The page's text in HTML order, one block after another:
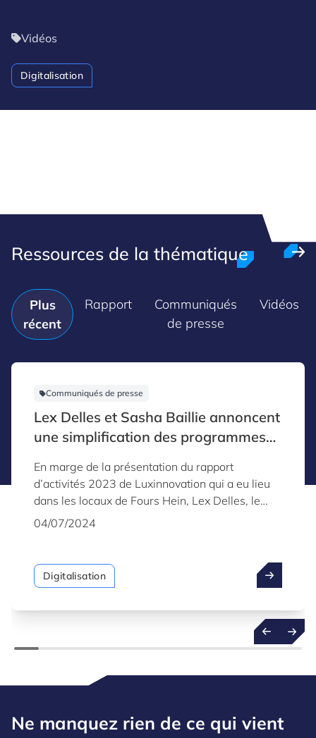
Vidéos
Digitalisation
Ressources de la thématique
Plus
récent
Rapport
Communiqués
de presse
Vidéos
Communiqués de presse
Lex Delles et Sasha Baillie annoncent
une simplification des programmes
l’intelligence artificielle lors de la
présentation du rapport annuel de
Luxinnovation
En marge de la présentation du rapport
d’activités 2023 de Luxinnovation qui a eu lieu
dans les locaux de Fours Hein, Lex Delles, le
ministre de l’Économie, des PME, de l’Énergie et
des programmes « Fit 4 » et le lancement d’un
nouveau programme : Fit 4 Digital – AI, dédié à
a annoncé la mise en place d’un nouveau SME
04/07/2024
Digitalisation
Ne manquez rien de ce qui vient